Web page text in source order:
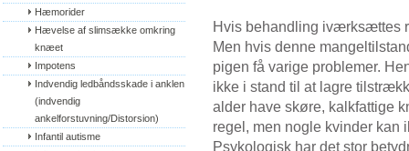
Hæmorider
Hævelse af slimsække omkring
knæet
Impotens
Indvendig ledbåndsskade i anklen
(indvendig
ankelforstuvning/Distorsion)
Infantil autisme
Hvis behandling iværksættes
Men hvis denne
pigen få varige problemer.
ikke i stand til at lagre
alder have skøre, kalkfattige
regel, men nogle kvinder kan
Psykologisk har det stor